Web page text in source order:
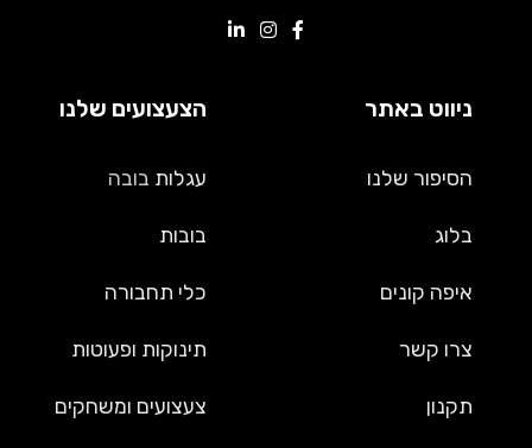
ניווט באתר
הסיפור שלנו
בלוג
איפה קונים
צרו קשר
תקנון
הצעצועים שלנו
עגלות בובה
בובות
כלי תחבורה
תינוקות ופעוטות
צעצועים ומשחקים